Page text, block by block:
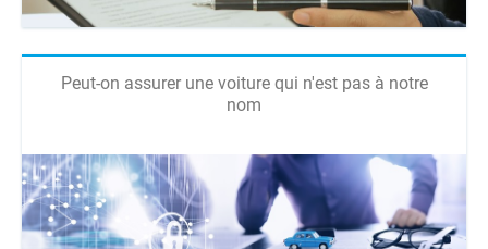
Peut-on assurer une voiture qui n'est pas à notre
nom